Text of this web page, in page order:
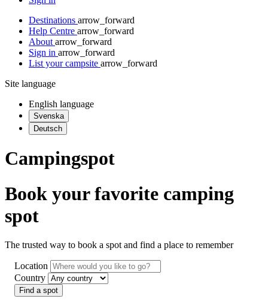
Destinations arrow_forward
Help Centre arrow_forward
About arrow_forward
Sign in arrow_forward
List your campsite arrow_forward
Site language
English language
Svenska
Deutsch
Campingspot
Book your favorite camping
spot
The trusted way to book a spot and find a place to remember
Location
Country